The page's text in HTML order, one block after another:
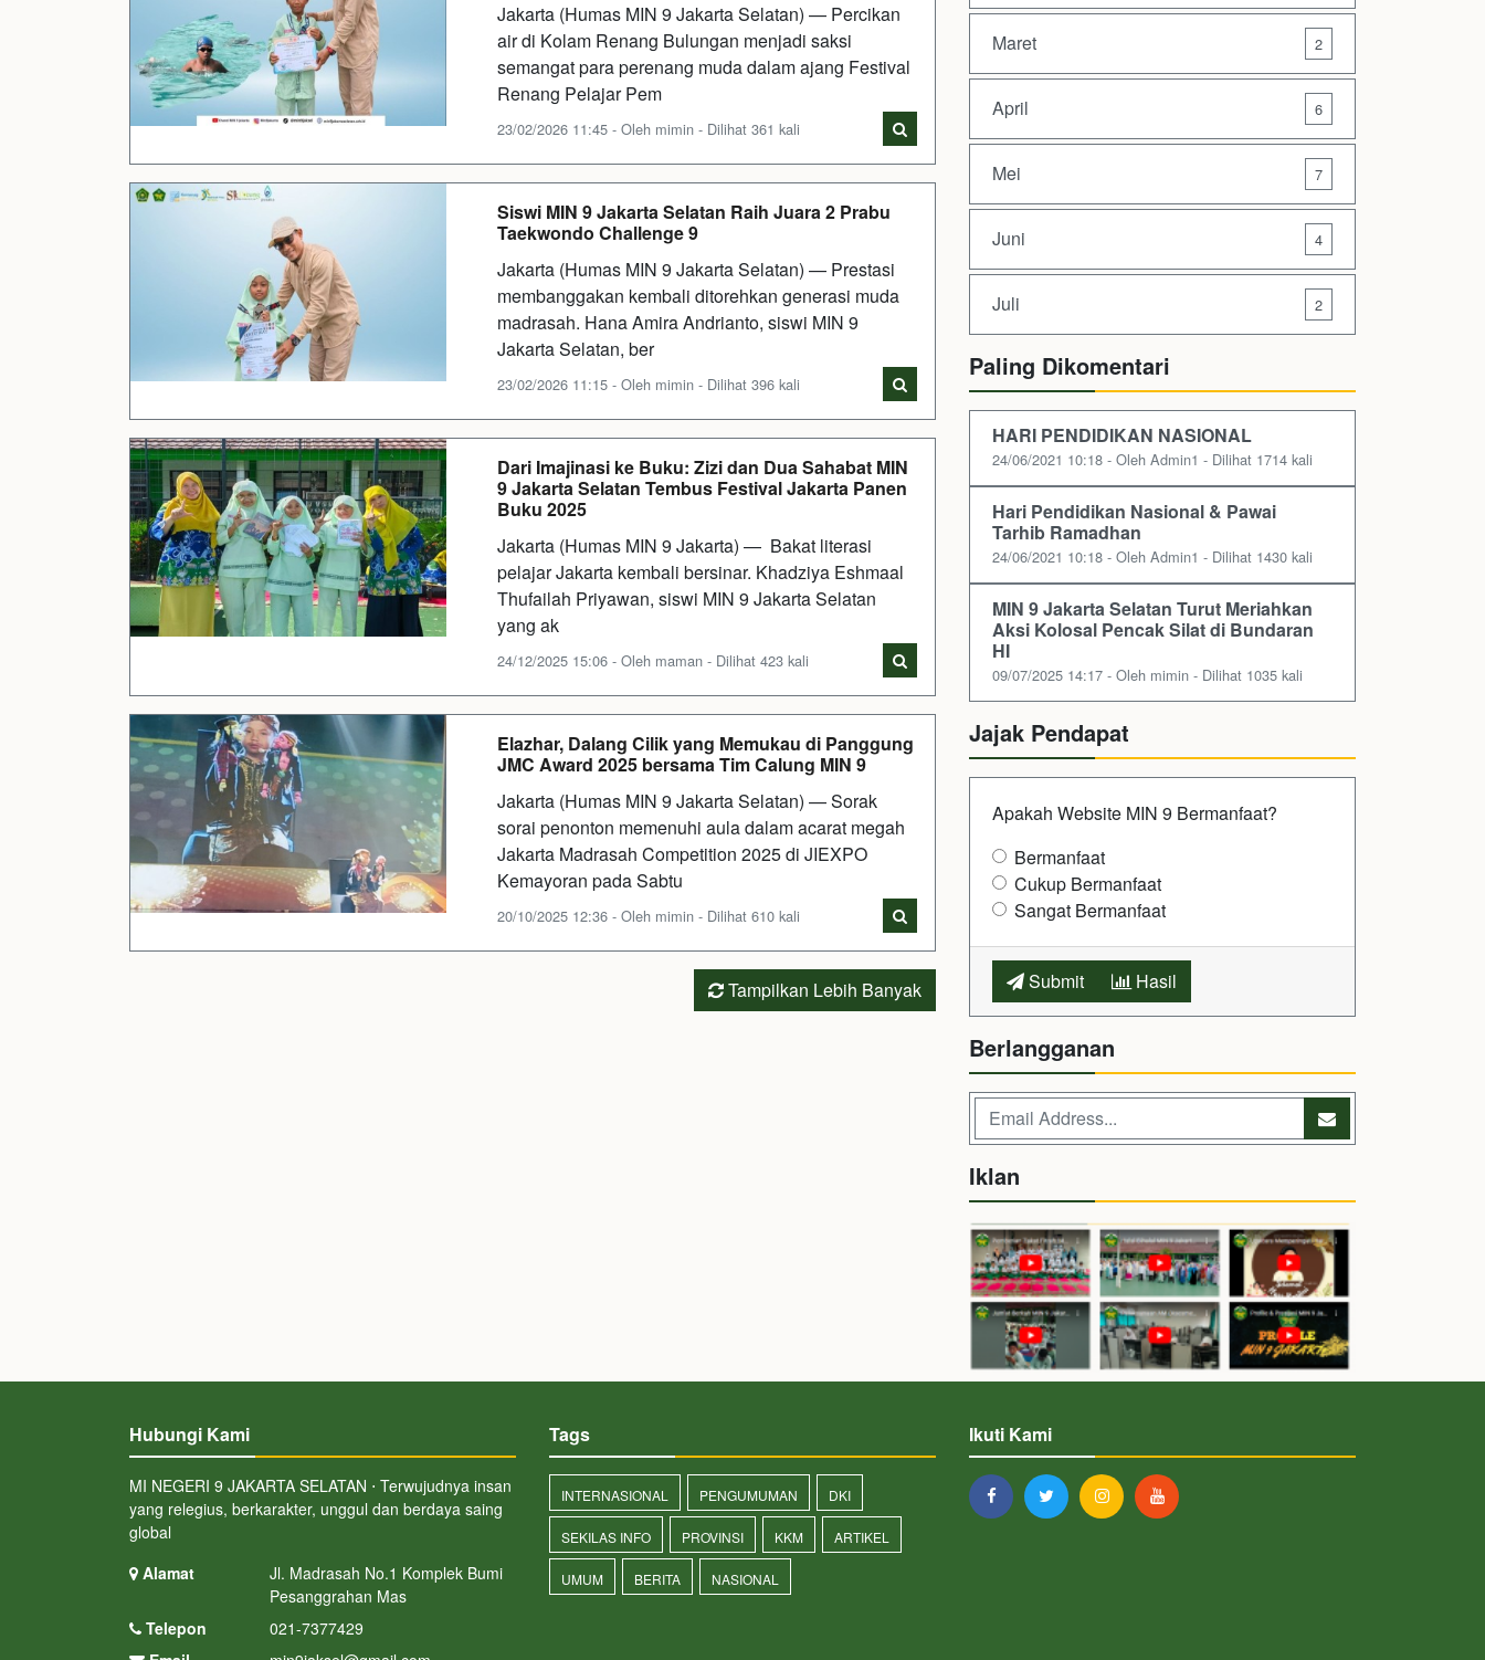
Jakarta (Humas MIN 9 Jakarta Selatan) — Percikan
air di Kolam Renang Bulungan menjadi saksi
semangat para perenang muda dalam ajang Festival
Renang Pelajar Pem
23/02/2026 11:45 - Oleh mimin - Dilihat 361 kali
Siswi MIN 9 Jakarta Selatan Raih Juara 2 Prabu
Taekwondo Challenge 9
Jakarta (Humas MIN 9 Jakarta Selatan) — Prestasi
membanggakan kembali ditorehkan generasi muda
madrasah. Hana Amira Andrianto, siswi MIN 9
Jakarta Selatan, ber
23/02/2026 11:15 - Oleh mimin - Dilihat 396 kali
Dari Imajinasi ke Buku: Zizi dan Dua Sahabat MIN
9 Jakarta Selatan Tembus Festival Jakarta Panen
Buku 2025
Jakarta (Humas MIN 9 Jakarta) — Bakat literasi
pelajar Jakarta kembali bersinar. Khadziya Eshmaal
Thufailah Priyawan, siswi MIN 9 Jakarta Selatan
yang ak
24/12/2025 15:06 - Oleh maman - Dilihat 423 kali
Elazhar, Dalang Cilik yang Memukau di Panggung
JMC Award 2025 bersama Tim Calung MIN 9
Jakarta (Humas MIN 9 Jakarta Selatan) — Sorak
sorai penonton memenuhi aula dalam acarat megah
Jakarta Madrasah Competition 2025 di JIEXPO
Kemayoran pada Sabtu
20/10/2025 12:36 - Oleh mimin - Dilihat 610 kali
Tampilkan Lebih Banyak
Maret 2
April 6
Mei 7
Juni 4
Juli 2
Paling Dikomentari
HARI PENDIDIKAN NASIONAL
24/06/2021 10:18 - Oleh Admin1 - Dilihat 1714 kali
Hari Pendidikan Nasional & Pawai
Tarhib Ramadhan
24/06/2021 10:18 - Oleh Admin1 - Dilihat 1430 kali
MIN 9 Jakarta Selatan Turut Meriahkan
Aksi Kolosal Pencak Silat di Bundaran
HI
09/07/2025 14:17 - Oleh mimin - Dilihat 1035 kali
Jajak Pendapat
Apakah Website MIN 9 Bermanfaat?
Bermanfaat
Cukup Bermanfaat
Sangat Bermanfaat
Submit Hasil
Berlangganan
Iklan
Hubungi Kami
MI NEGERI 9 JAKARTA SELATAN ⋅ Terwujudnya insan
yang relegius, berkarakter, unggul dan berdaya saing
global
Alamat
Jl. Madrasah No.1 Komplek Bumi
Pesanggrahan Mas
Telepon
021-7377429
Tags
INTERNASIONAL PENGUMUMAN DKI
SEKILAS INFO PROVINSI KKM ARTIKEL
UMUM BERITA NASIONAL
Ikuti Kami